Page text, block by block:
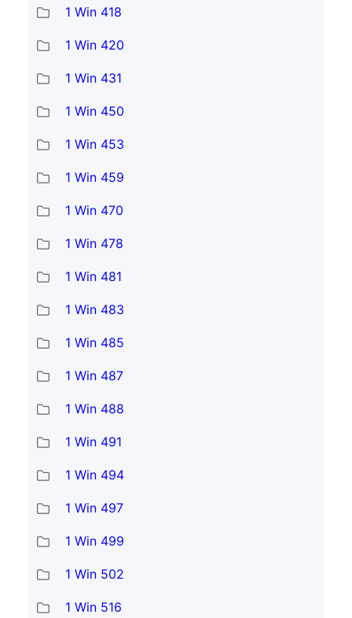
1 Win 418
1 Win 420
1 Win 431
1 Win 450
1 Win 453
1 Win 459
1 Win 470
1 Win 478
1 Win 481
1 Win 483
1 Win 485
1 Win 487
1 Win 488
1 Win 491
1 Win 494
1 Win 497
1 Win 499
1 Win 502
1 Win 516